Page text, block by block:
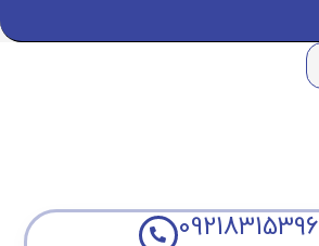
09218315396